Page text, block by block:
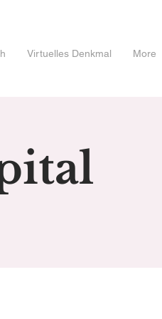
Virtuelles Denkmal More